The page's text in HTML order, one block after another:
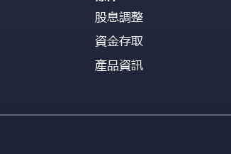
股息調整
資金存取
產品資訊